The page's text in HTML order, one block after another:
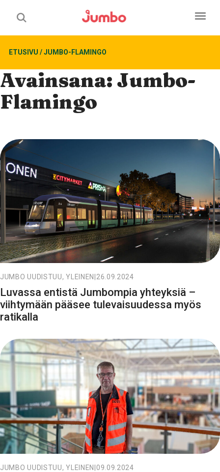
ETUSIVU /JUMBO-FLAMINGO
Avainsana: Jumbo-
Flamingo
JUMBO UUDISTUU, YLEINEN 26.09.2024
Luvassa entistä Jumbompia yhteyksiä –
viihtymään pääsee tulevaisuudessa myös
ratikalla
JUMBO UUDISTUU, YLEINEN 09.09.2024